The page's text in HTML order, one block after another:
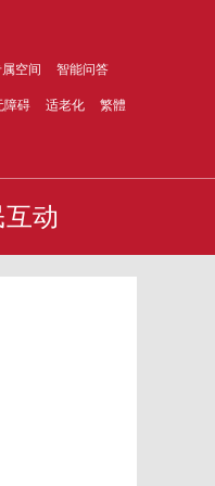
空间 智能问答
障碍 适老化 繁體
动